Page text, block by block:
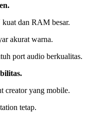
dan RAM besar.
akurat warna.
port audio berkualitas.
creator yang mobile.
tetap.